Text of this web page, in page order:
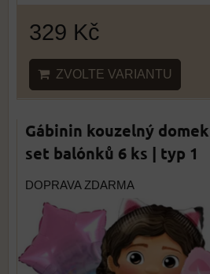
329 Kč
ZVOLTE VARIANTU
Gábinin kouzelný
set balónků 6 ks | typ 1
DOPRAVA ZDARMA